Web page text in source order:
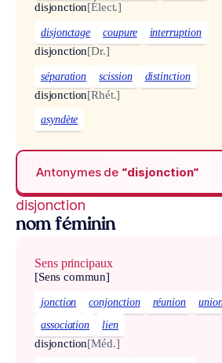
disjonction[Élect.]
disjonctage coupure interruption
disjonction[Dr.]
séparation scission distinction
disjonction[Rhét.]
asyndète
Antonymes de “disjonction“
disjonction
nom féminin
Sens principaux
[Sens commun]
jonction conjonction réunion
association
lien
disjonction[Méd.]